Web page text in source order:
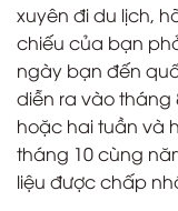
xuyên đi du lịch,
chiếu của bạn
ngày bạn đến
diễn ra vào tháng
hoặc hai tuần và
tháng 10 cùng
liệu được chấp